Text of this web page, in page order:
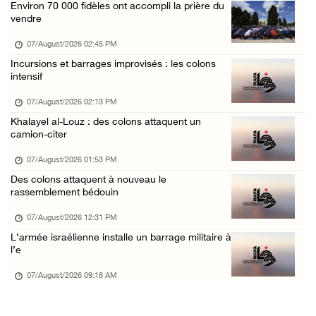
Le président égyptien et le roi de Bahreïn i ...
UNICEF : 300 enfants tués depuis le cessez-l ...
06/August/2026 07:43 PM
Deux blessés, dont un adolescent, lors d’une ...
06/August/2026 07:10 PM
Les forces israéliennes ferment les abords d ...
Tubas : déploiement militaire israélien et t ...
Environ 58 000 cas de varicelle recensés dan ...
Environ 70 000 fidèles ont accompli la prière du
vendre
07/August/2026 02:45 PM
Incursions et barrages improvisés : les colons
intensif
07/August/2026 02:13 PM
Khalayel al-Louz : des colons attaquent un
camion-citer
07/August/2026 01:53 PM
Des colons attaquent à nouveau le
rassemblement bédouin
07/August/2026 12:31 PM
L’armée israélienne installe un barrage militaire à
l’e
07/August/2026 09:18 AM